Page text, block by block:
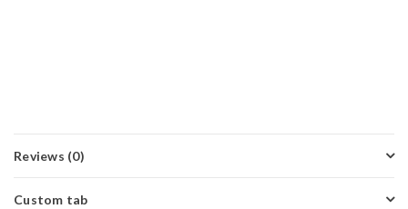
Reviews (0)
Custom tab